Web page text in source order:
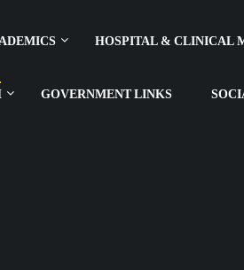
HOSPITAL & CLINICAL
GOVERNMENT LINKS